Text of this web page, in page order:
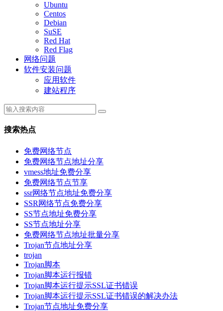
Ubuntu
Centos
Debian
SuSE
Red Hat
Red Flag
网络问题
软件安装问题
应用软件
建站程序
搜索热点
免费网络节点
免费网络节点地址分享
vmess地址免费分享
免费网络节点节享
ssr网络节点地址免费分享
SSR网络节点免费分享
SS节点地址免费分享
SS节点地址分享
免费网络节点地址批量分享
Trojan节点地址分享
trojan
Trojan脚本
Trojan脚本运行报错
Trojan脚本运行提示SSL证书错误
Trojan脚本运行提示SSL证书错误的解决办法
Trojan节点地址免费分享